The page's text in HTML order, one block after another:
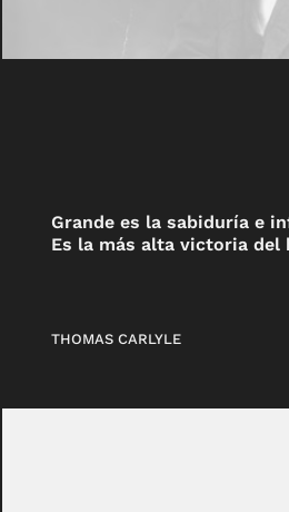
Grande es la sabiduría e
Es la más alta victoria del
THOMAS CARLYLE